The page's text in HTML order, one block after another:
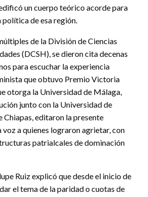
un cuerpo teórico acorde para
de esa región.
de la División de Ciencias
(DCSH), se dieron cita decenas
para escuchar la experiencia
que obtuvo Premio Victoria
otorga la Universidad de Málaga,
junto con la Universidad de
Chiapas, editaron la presente
a quienes lograron agrietar, con
patrialcales de dominación
Ruiz explicó que desde el inicio de
el tema de la paridad o cuotas de